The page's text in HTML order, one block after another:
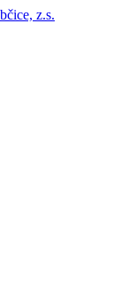
z.s.